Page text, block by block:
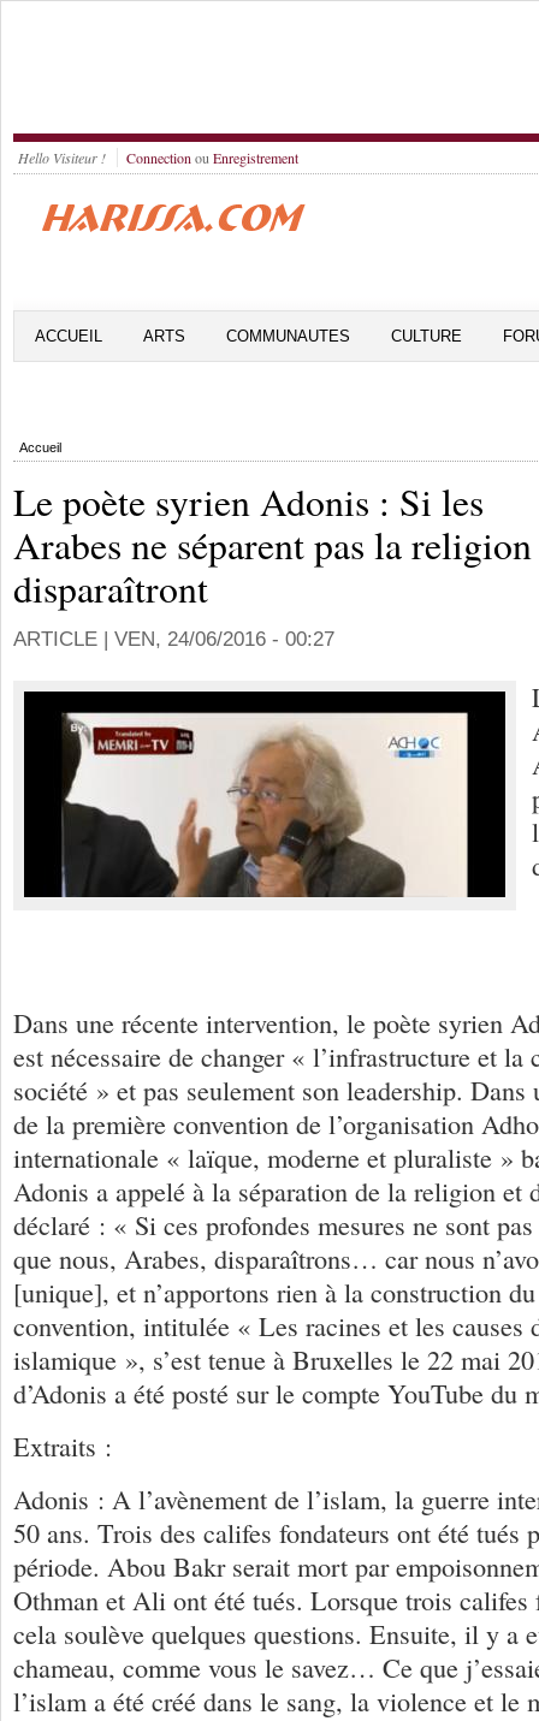
Hello Visiteur ! Connection ou Enregistrement
ACCUEIL ARTS COMMUNAUTES CULTURE
Accueil
Le poète syrien Adonis : Si les
Arabes ne séparent pas la
disparaîtront
ARTICLE | VEN, 24/06/2016 - 00:27
Dans une récente intervention, le poète syrien
est nécessaire de changer « l’infrastructure et la
société » et pas seulement son leadership.
de la première convention de l’organisation
internationale « laïque, moderne et pluraliste »
Adonis a appelé à la séparation de la religion et
déclaré : « Si ces profondes mesures ne sont
que nous, Arabes, disparaîtrons… car nous
[unique], et n’apportons rien à la construction
convention, intitulée « Les racines et les causes
islamique », s’est tenue à Bruxelles le 22 mai
d’Adonis a été posté sur le compte YouTube du
Extraits :
Adonis : A l’avènement de l’islam, la guerre
50 ans. Trois des califes fondateurs ont été tués
période. Abou Bakr serait mort par
Othman et Ali ont été tués. Lorsque trois califes
cela soulève quelques questions. Ensuite, il y a
chameau, comme vous le savez… Ce que
l’islam a été créé dans le sang, la violence et le